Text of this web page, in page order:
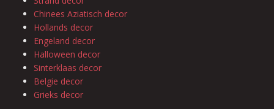
Chinees Aziatisch decor
Hollands decor
Engeland decor
Halloween decor
Sinterklaas decor
Belgie decor
Grieks decor